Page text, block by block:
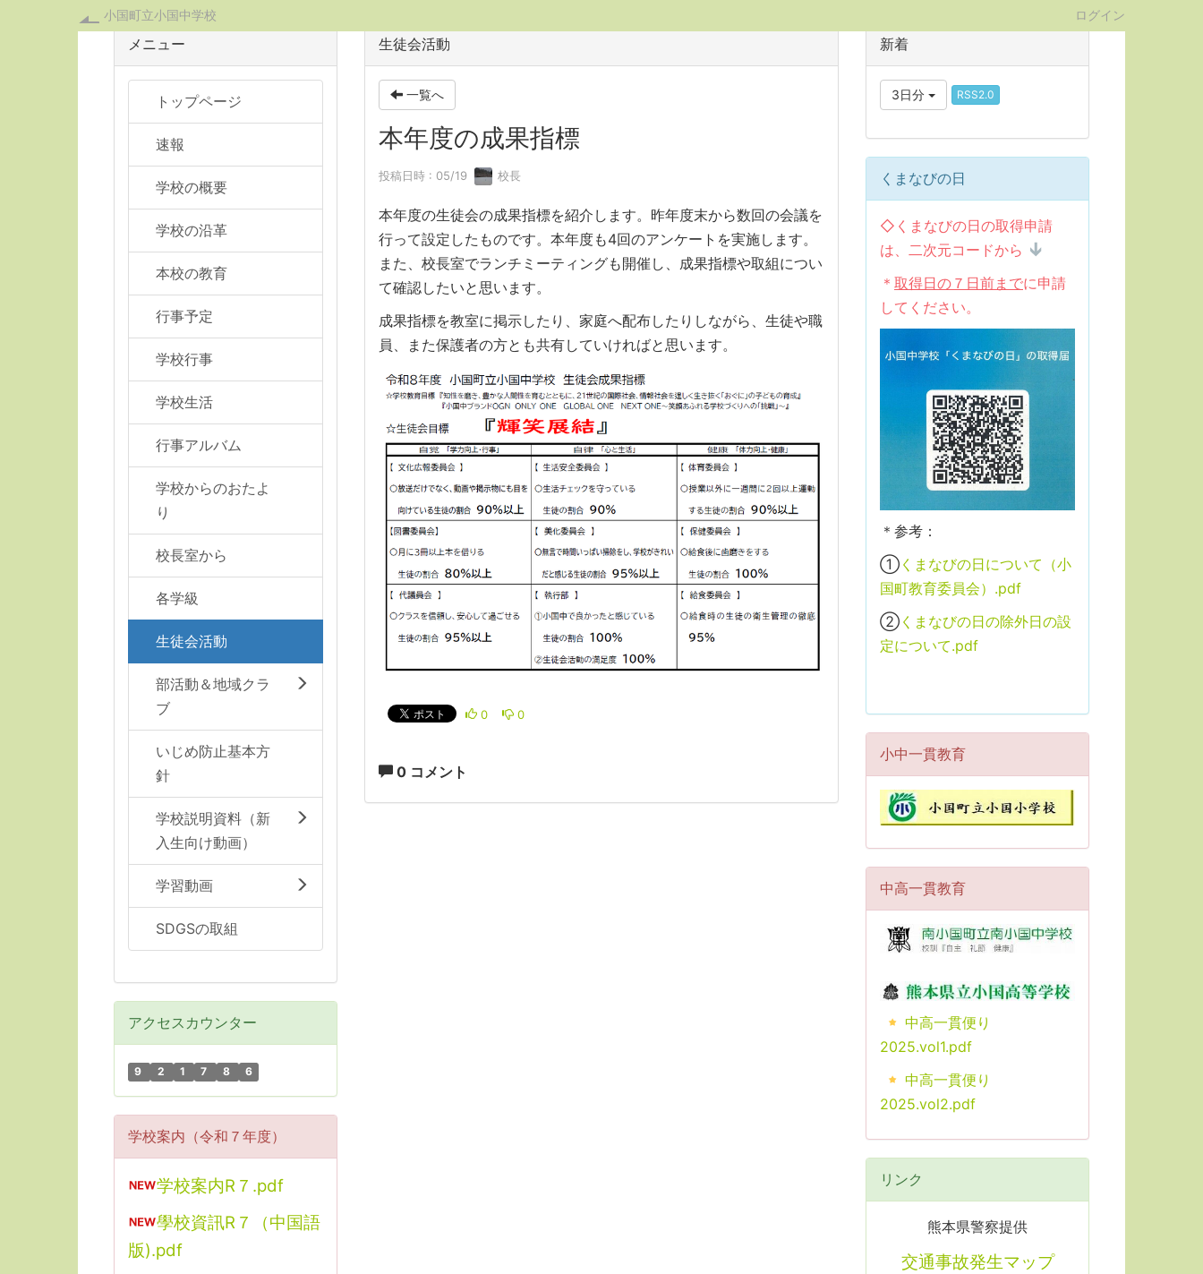
小国町立小国中学校 ログイン
生徒会活動
一覧へ
本年度の成果指標
投稿日時 : 05/19 校長
本年度の生徒会の成果指標を紹介します。昨年度末から数回の会議を
行って設定したものです。本年度も4回のアンケートを実施します。
また、校長室でランチミーティングも開催し、成果指標や取組につい
て確認したいと思います。
成果指標を教室に掲示したり、家庭へ配布したりしながら、生徒や職
員、また保護者の方とも共有していければと思います。
0 0
0 コメント
メニュー
トップページ
速報
学校の概要
学校の沿革
本校の教育
行事予定
学校行事
学校生活
行事アルバム
学校からのおたよ
り
校長室から
各学級
生徒会活動
部活動＆地域クラ
ブ
いじめ防止基本方
針
学校説明資料（新
入生向け動画）
学習動画
SDGSの取組
アクセスカウンター
9 2 1 7 8 6
学校案内（令和７年度）
学校案内R７.pdf
學校資訊R７（中国語
版).pdf
新着
3日分 RSS2.0
くまなびの日
◇くまなびの日の取得申請
は、二次元コードから
＊ 取得日の７日前までに申請
してください。
＊参考：
① くまなびの日について（小
国町教育委員会）.pdf
② くまなびの日の除外日の設
定について.pdf
小中一貫教育
中高一貫教育
中高一貫便り
2025.vol1.pdf
中高一貫便り
2025.vol2.pdf
リンク
熊本県警察提供
交通事故発生マップ